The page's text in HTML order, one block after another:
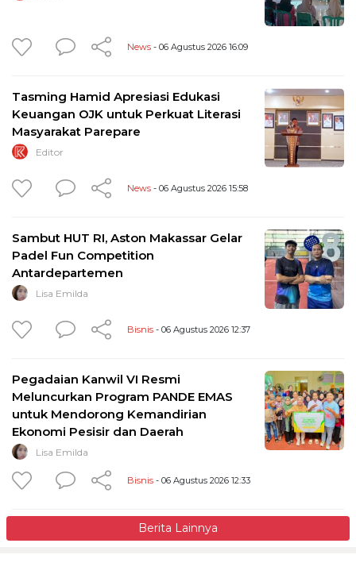
News - 06 Agustus 2026 16:09
Tasming Hamid Apresiasi Edukasi
Keuangan OJK untuk Perkuat Literasi
Masyarakat Parepare
Editor
News - 06 Agustus 2026 15:58
Sambut HUT RI, Aston Makassar Gelar
Padel Fun Competition
Antardepartemen
Lisa Emilda
Bisnis - 06 Agustus 2026 12:37
Pegadaian Kanwil VI Resmi
Meluncurkan Program PANDE EMAS
untuk Mendorong Kemandirian
Ekonomi Pesisir dan Daerah
Lisa Emilda
Bisnis - 06 Agustus 2026 12:33
Berita Lainnya